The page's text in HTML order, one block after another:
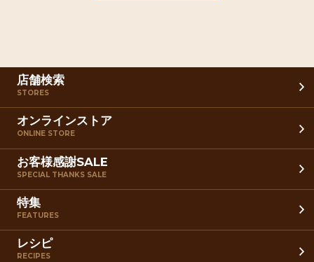
店舗検索
STORES
オンラインストア
ONLINE STORE
お客様感謝SALE
SPECIAL THANKS SALE
特集
FEATURES
レシピ
RECIPES